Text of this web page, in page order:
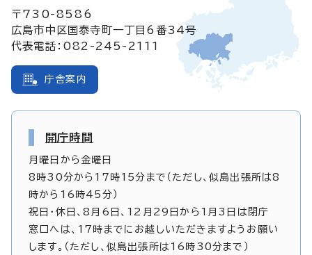
〒730-8586
広島市中区国泰寺町一丁目6番34号
代表電話：082-245-2111
庁舎案内
開庁時間
月曜日から金曜日
8時30分から17時15分まで（ただし、似島出張所は8
時から16時45分）
祝日・休日、8月6日、12月29日から1月3日は閉庁
窓口へは、17時までにお越しいただきますようお願い
します。（ただし、似島出張所は16時30分まで）